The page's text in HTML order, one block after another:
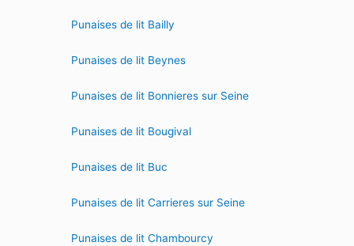
Punaises de lit Bailly
Punaises de lit Beynes
Punaises de lit Bonnieres sur Seine
Punaises de lit Bougival
Punaises de lit Buc
Punaises de lit Carrieres sur Seine
Punaises de lit Chambourcy